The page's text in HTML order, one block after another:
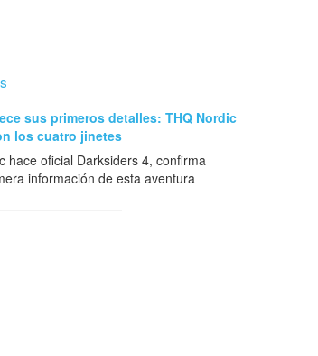
sus primeros detalles: THQ Nordic
los cuatro jinetes
hace oficial Darksiders 4, confirma
información de esta aventura